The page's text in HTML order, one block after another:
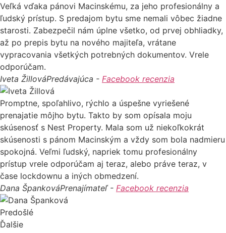
Veľká vďaka pánovi Macinskému, za jeho profesionálny a
ľudský prístup. S predajom bytu sme nemali vôbec žiadne
starosti. Zabezpečil nám úplne všetko, od prvej obhliadky,
až po prepis bytu na nového majiteľa, vrátane
vypracovania všetkých potrebných dokumentov. Vrele
odporúčam.
Iveta ŽillováPredávajúca - Facebook recenzia
Promptne, spoľahlivo, rýchlo a úspešne vyriešené
prenajatie môjho bytu. Takto by som opísala moju
skúsenosť s Nest Property. Mala som už niekoľkokrát
skúsenosti s pánom Macinským a vždy som bola nadmieru
spokojná. Veľmi ľudský, napriek tomu profesionálny
prístup vrele odporúčam aj teraz, alebo práve teraz, v
čase lockdownu a iných obmedzení.
Dana ŠpankováPrenajímateľ - Facebook recenzia
Predošlé
Ďalšie